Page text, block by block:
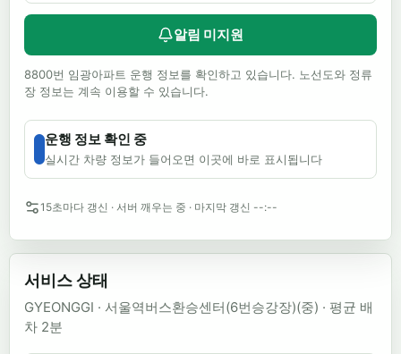
동수원TG(경유)
277103382
광교(경유)
경기도 수원시 ·277103691
신갈JC(경유)
경기도 수원시 · 277103231
경기도 수원시· 277103443
금곡(경유)
경기도 수원시·
서울TG(경유)
알림 미지원
8800번 임광아파트 운행 정보를 확인하고 있습니다. 노선도와 정류
장 정보는 계속 이용할 수 있습니다.
운행 정보 확인 중
실시간 차량 정보가 들어오면 이곳에 바로 표시됩니다
15초마다 갱신 · 서버 깨우는 중 · 마지막 갱신 --:--
서비스 상태
GYEONGGI · 서울역버스환승센터(6번승강장)(중) · 평균 배
차 2분